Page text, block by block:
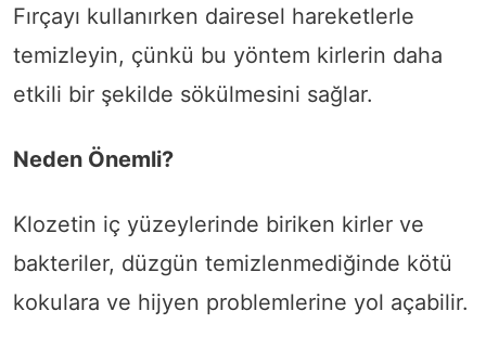
Fırçayı kullanırken dairesel hareketlerle
temizleyin, çünkü bu yöntem kirlerin daha
etkili bir şekilde sökülmesini sağlar.
Neden Önemli?
Klozetin iç yüzeylerinde biriken kirler ve
bakteriler, düzgün temizlenmediğinde kötü
kokulara ve hijyen problemlerine yol açabilir.